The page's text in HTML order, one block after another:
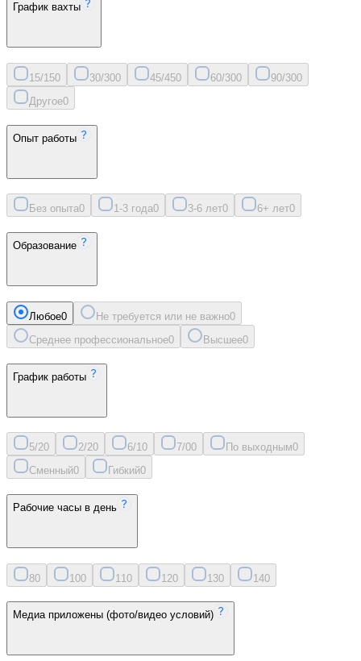
График вахты
15/150 30/300 45/450 60/300 90/300
Другое0
Опыт работы
Без опыта0 1-3 года0 3-6 лет0 6+ лет0
Образование
Любое0 Не требуется или не важно0
Среднее профессиональное0 Высшее0
График работы
5/20 2/20 6/10 7/00 По выходным0
Сменный0 Гибкий0
Рабочие часы в день
80 100 11 0 120 130 140
Медиа приложены (фото/видео условий)